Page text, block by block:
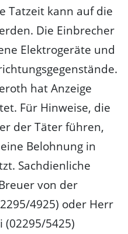
Tatzeit kann auf die
Die Einbrecher
Elektrogeräte und
hat Anzeige
Für Hinweise, die
der Täter führen,
Belohnung in
Sachdienliche
von der
4925) oder Herr
(02295/5425)